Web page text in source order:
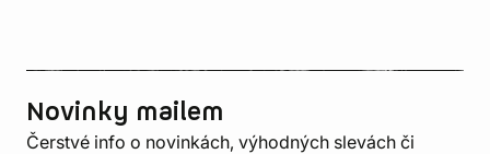
Novinky mailem
Čerstvé info o novinkách, výhodných slevách či